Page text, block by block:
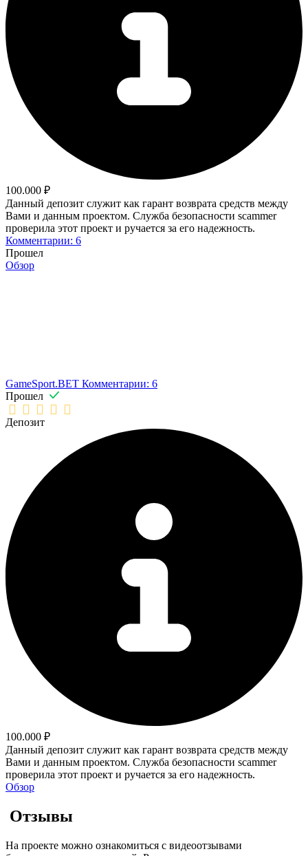
100.000 ₽
Данный депозит служит как гарант возврата средств между
Вами и данным проектом. Служба безопасности scammer
проверила этот проект и ручается за его надежность.
Комментарии: 6
Прошел
Обзор
GameSport.BET Комментарии: 6
Прошел
Депозит
100.000 ₽
Данный депозит служит как гарант возврата средств между
Вами и данным проектом. Служба безопасности scammer
проверила этот проект и ручается за его надежность.
Обзор
Отзывы
На проекте можно ознакомиться с видеоотзывами